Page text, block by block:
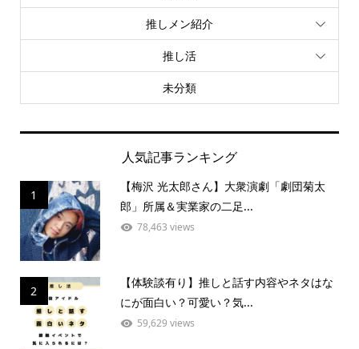
推しメン紹介
推し活
未分類
人気記事ランキング
1
【梅沢 光太郎さん】大衆演劇「劇団菊太
郎」所属＆実業家の二足...
78,463 views
2
【体験談有り】推しと話す内容やネタはな
にが面白い？可愛い？気...
59,629 views